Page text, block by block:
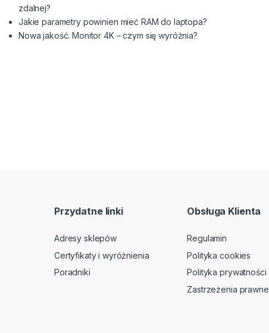
zdalnej?
Jakie parametry powinien mieć RAM do laptopa?
Nowa jakość. Monitor 4K – czym się wyróżnia?
Przydatne linki
Adresy sklepów
Certyfikaty i wyróżnienia
Poradniki
Obsługa Klienta
Regulamin
Polityka cookies
Polityka prywatności
Zastrzeżenia prawne